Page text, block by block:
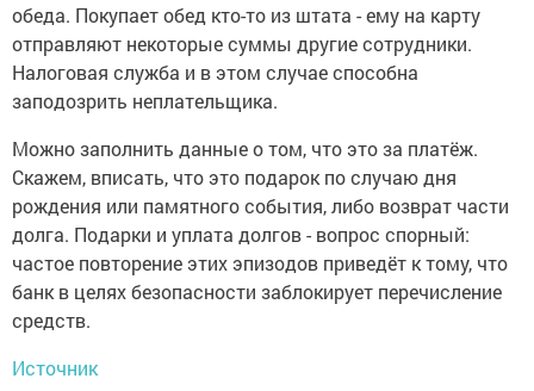
обеда. Покупает обед кто-то из штата - ему на карту
отправляют некоторые суммы другие сотрудники.
Налоговая служба и в этом случае способна
заподозрить неплательщика.
Можно заполнить данные о том, что это за платёж.
Скажем, вписать, что это подарок по случаю дня
рождения или памятного события, либо возврат части
долга. Подарки и уплата долгов - вопрос спорный:
частое повторение этих эпизодов приведёт к тому, что
банк в целях безопасности заблокирует перечисление
средств.
Источник